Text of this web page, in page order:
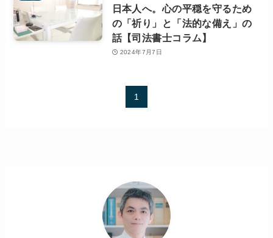
日本人へ。心の平穏を守るため
の「祈り」と「法的な備え」の
話【司法書士コラム】
2024年7月7日
1